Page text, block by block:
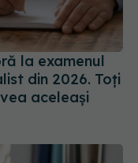
la examenul
din 2026. Toți
aceleași